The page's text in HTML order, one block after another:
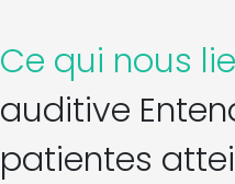
Ce qui nous lie
auditive
patientes